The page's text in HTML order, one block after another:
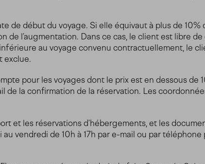
de début du voyage. Si elle équivaut à plus de
l’augmentation. Dans ce cas, le client est libre
au voyage convenu contractuellement, le
exclue.
pour les voyages dont le prix est en dessous
la confirmation de la réservation. Les
et les réservations d’hébergements, et les
vendredi de 10h à 17h par e-mail ou par